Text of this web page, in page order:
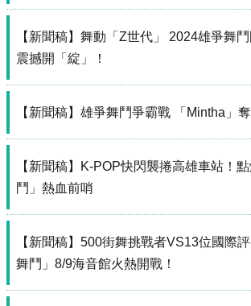
雄
資
源
主
題
專
區
便
民
公
開
【新聞稿】舞動「Z世代」 2024雄爭舞
震撼開「綻」！
【新聞稿】雄爭舞鬥爭霸戰 「Mintha」
【新聞稿】K-POP快閃襲捲高雄車站！
鬥」熱血前哨
【新聞稿】500街舞挑戰者VS13位國際
舞鬥」8/9海音館火熱開戰！